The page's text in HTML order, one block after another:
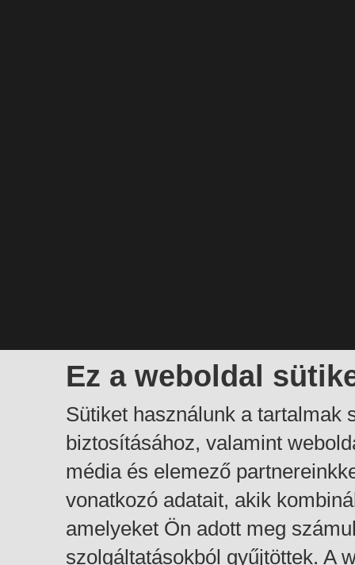
Ez a weboldal
Sütiket használunk a tartalmak
biztosításához, valamint
média és elemező
vonatkozó adatait, akik
amelyeket Ön adott meg
szolgáltatásokból gyűjtöttek. A